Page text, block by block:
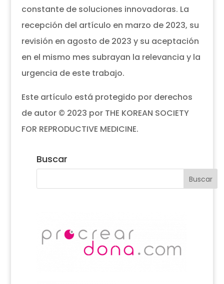
constante de soluciones innovadoras. La
recepción del artículo en marzo de 2023, su
revisión en agosto de 2023 y su aceptación
en el mismo mes subrayan la relevancia y la
urgencia de este trabajo.
Este artículo está protegido por derechos
de autor © 2023 por THE KOREAN SOCIETY
FOR REPRODUCTIVE MEDICINE.
Buscar